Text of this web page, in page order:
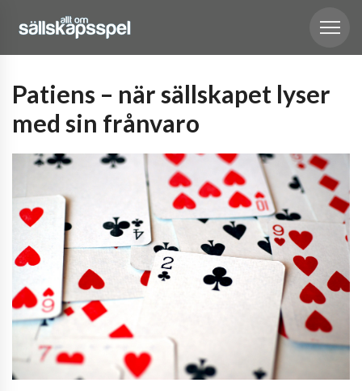
Patiens – när sällskapet lyser
med sin frånvaro